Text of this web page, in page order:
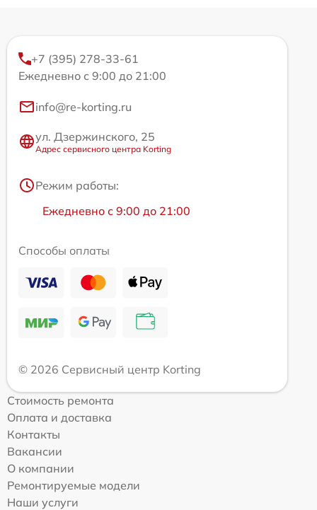
+7 (395) 278-33-61
Ежедневно с 9:00 до 21:00
info@re-korting.ru
ул. Дзержинского, 25
Адрес сервисного центра Korting
Режим работы:
Ежедневно с 9:00 до 21:00
Способы оплаты
© 2026 Сервисный центр Korting
Стоимость ремонта
Оплата и доставка
Контакты
Вакансии
О компании
Ремонтируемые модели
Наши услуги